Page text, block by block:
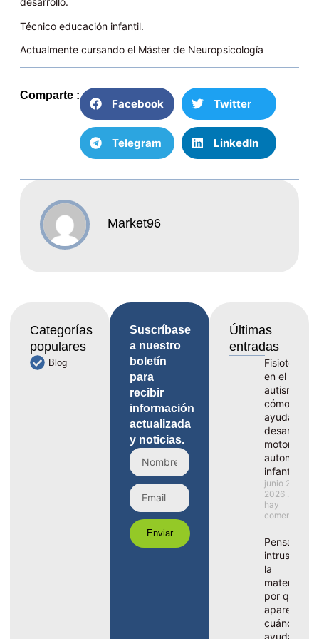
Técnico educación infantil.
Actualmente cursando el Máster de Neuropsicología
Comparte :
Facebook Twitter
Telegram LinkedIn
Market96
Categorías
populares
Blog
Suscríbase
a nuestro
boletín
para
recibir
información
actualizada
y noticias.
Enviar
Últimas
entradas
Fisioterapia
en el
autismo,
cómo
ayuda al
desarrollo
motor y la
autonomía
infantil
junio 29,
2026
hay
comentarios
intrusivos
la
por qué
aparecen y
cuándo
ayuda